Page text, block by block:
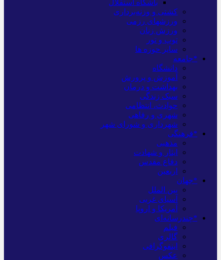
باشگاه استقلال
کشتی و وزنه‌برداری
ورزشهای رزمی
ورزش زنان
توپ و تور
سایر حوزه ها
*جامعه
دانشگاه
آموزش و پرورش
بهداشت و درمان
سبک زندگی
حوادث، انتظامی
شهری و رفاهی
شهرداری و شورای شهر
*فرهنگی
مذهبی
ایثار و شهادت
دفاع مقدس
اربعین
*جهان
بین الملل
آسیای غربی
آمریکا و اروپا
*چندرسانه‌ای
فیلم
گالری
اینفوگرافی
عکس